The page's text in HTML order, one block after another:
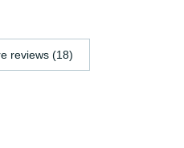
reviews (18)